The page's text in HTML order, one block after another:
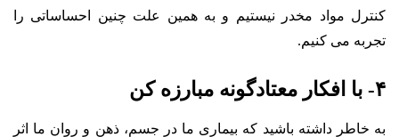
کنترل مواد مخدر نیستیم و به همین علت چنین احساساتی را
تجربه می کنیم.
۴- با افکار معتادگونه مبارزه کن
به خاطر داشته باشید که بیماری ما در جسم، ذهن و روان ما اثر